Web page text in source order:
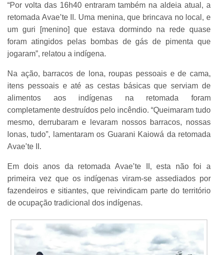
“Por volta das 16h40 entraram também na aldeia atual, a
retomada Avae’te II. Uma menina, que brincava no local, e
um guri [menino] que estava dormindo na rede quase
foram atingidos pelas bombas de gás de pimenta que
jogaram”, relatou a indígena.
Na ação, barracos de lona, roupas pessoais e de cama,
itens pessoais e até as cestas básicas que serviam de
alimentos aos indígenas na retomada foram
completamente destruídos pelo incêndio. “Queimaram tudo
mesmo, derrubaram e levaram nossos barracos, nossas
lonas, tudo”, lamentaram os Guarani Kaiowá da retomada
Avae’te II.
Em dois anos da retomada Avae’te II, esta não foi a
primeira vez que os indígenas viram-se assediados por
fazendeiros e sitiantes, que reivindicam parte do território
de ocupação tradicional dos indígenas.